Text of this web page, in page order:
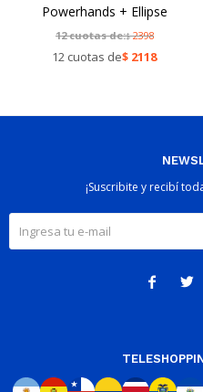
Powerhands + Ellipse
12 cuotas de:$2398
12 cuotas de$ 2118
¡Suscribite y recibí
 